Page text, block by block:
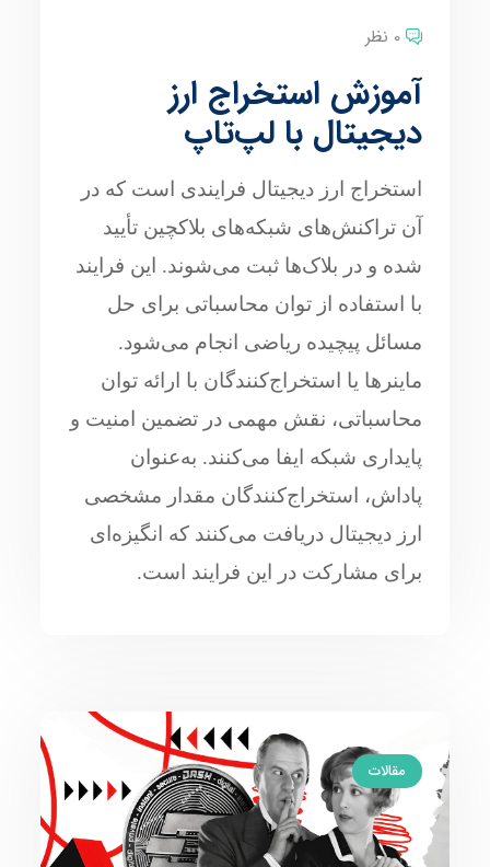
0 نظر
آموزش استخراج ارز
دیجیتال با لپ‌تاپ
استخراج ارز دیجیتال فرایندی است که در
آن تراکنش‌های شبکه‌های بلاکچین تأیید
شده و در بلاک‌ها ثبت می‌شوند. این فرایند
با استفاده از توان محاسباتی برای حل
مسائل پیچیده ریاضی انجام می‌شود.
ماینرها یا استخراج‌کنندگان با ارائه توان
محاسباتی، نقش مهمی در تضمین امنیت و
پایداری شبکه ایفا می‌کنند. به‌عنوان
پاداش، استخراج‌کنندگان مقدار مشخصی
ارز دیجیتال دریافت می‌کنند که انگیزه‌ای
برای مشارکت در این فرایند است.
مقالات